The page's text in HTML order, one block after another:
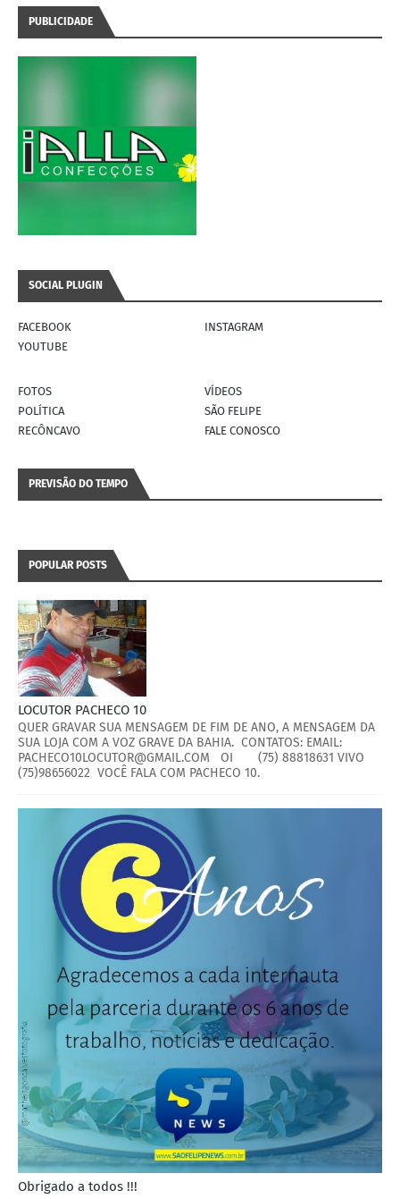
PUBLICIDADE
SOCIAL PLUGIN
FACEBOOK
INSTAGRAM
YOUTUBE
FOTOS
VÍDEOS
POLÍTICA
SÃO FELIPE
RECÔNCAVO
FALE CONOSCO
PREVISÃO DO TEMPO
POPULAR POSTS
LOCUTOR PACHECO 10
QUER GRAVAR SUA MENSAGEM DE FIM DE ANO, A MENSAGEM DA
SUA LOJA COM A VOZ GRAVE DA BAHIA. CONTATOS: EMAIL:
PACHECO10LOCUTOR@GMAIL.COM OI (75) 88818631 VIVO
(75)98656022 VOCÊ FALA COM PACHECO 10.
Obrigado a todos !!!